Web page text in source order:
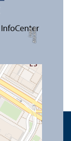
Bil
d:
A
n
n
a
L
o
g
u
e